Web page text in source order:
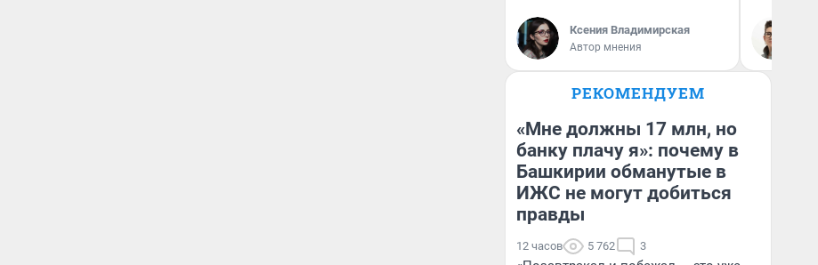
Ксения Владимирская
Автор мнения
РЕКОМЕНДУЕМ
«Мне должны 17 млн, но
банку плачу я»: почему в
Башкирии обманутые в
ИЖС не могут добиться
правды
12 часов 5 762 3